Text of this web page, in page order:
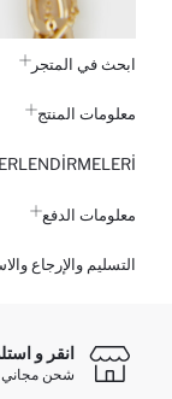
ابحث في المتجر
معلومات المنتج
معلومات الدفع
التسليم والإرجاع
انقر و
شحن مجاني